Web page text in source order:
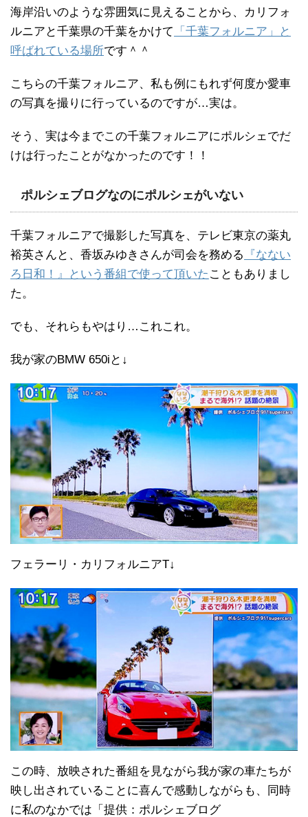
海岸沿いのような雰囲気に見えることから、カリフォ
ルニアと千葉県の千葉をかけて
「千葉フォルニア」と
呼ばれている場所です＾＾
こちらの千葉フォルニア、私も例にもれず何度か愛車
の写真を撮りに行っているのですが…実は。
そう、実は今までこの千葉フォルニアにポルシェでだ
けは行ったことがなかったのです！！
ポルシェブログなのにポルシェがいない
千葉フォルニアで撮影した写真を、テレビ東京の薬丸
裕英さんと、香坂みゆきさんが司会を務める
『なない
ろ日和！』という番組で使って頂いた こともありまし
た。
でも、それらもやはり…これこれ。
我が家のBMW 650iと↓
フェラーリ・カリフォルニアT↓
この時、放映された番組を見ながら我が家の車たちが
映し出されていることに喜んで感動しながらも、同時
に私のなかでは「提供：ポルシェブログ